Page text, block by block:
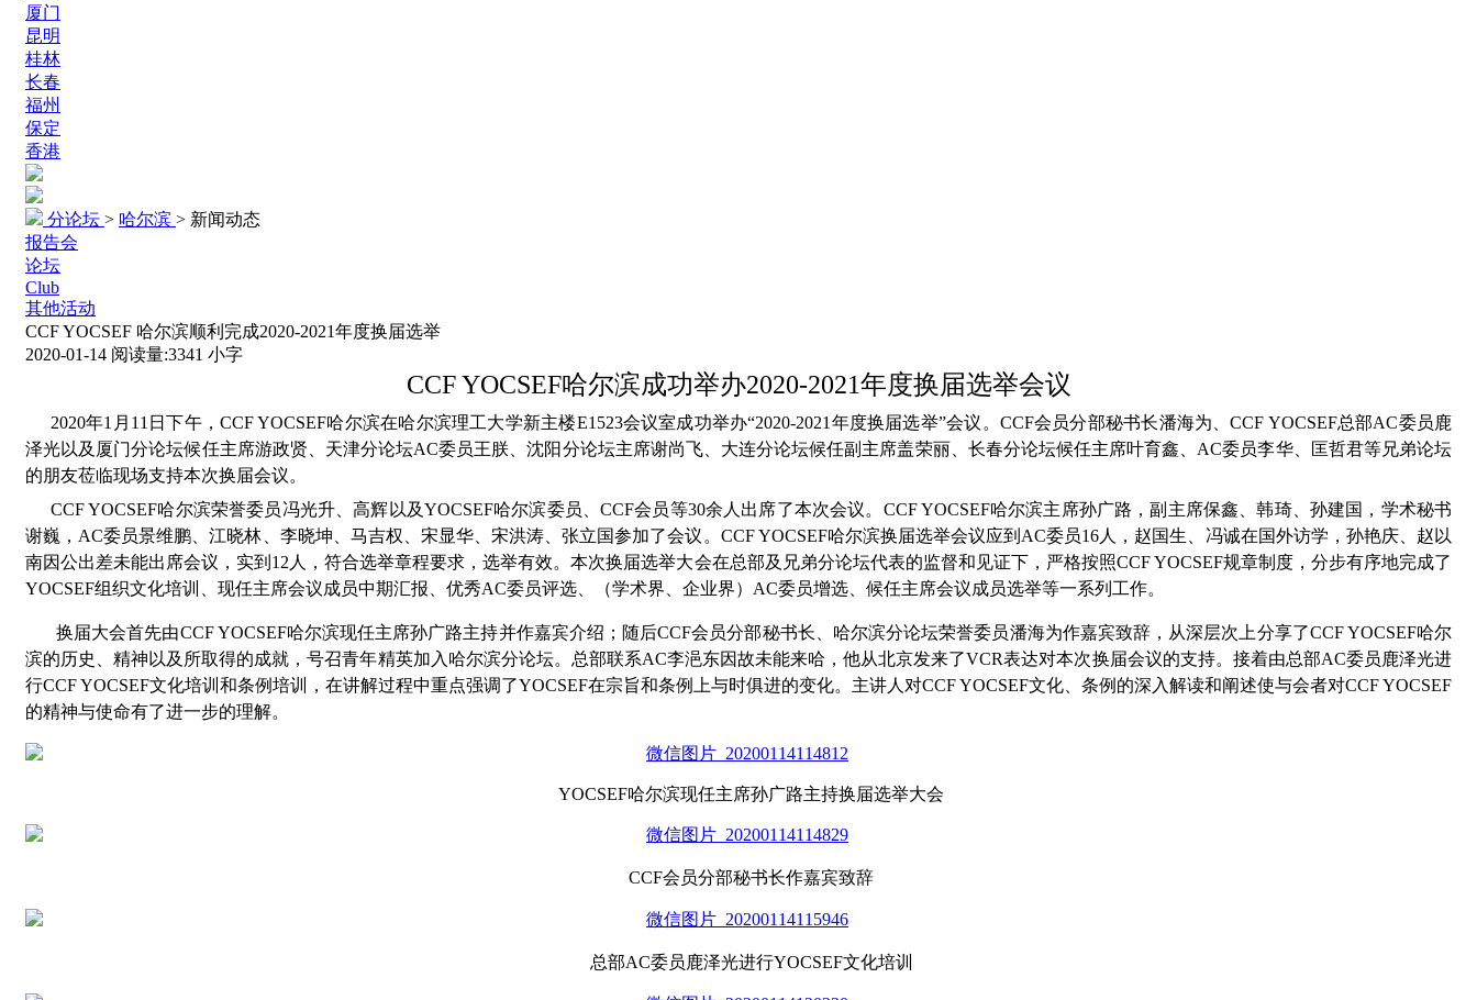
厦门
昆明
桂林
长春
福州
保定
香港
分论坛 > 哈尔滨 > 新闻动态
报告会
论坛
Club
其他活动
CCF YOCSEF 哈尔滨顺利完成2020-2021年度换届选举
2020-01-14 阅读量:3341 小字
CCF YOCSEF哈尔滨成功举办2020-2021年度换届选举会议
2020年1月11日下午，CCF YOCSEF哈尔滨在哈尔滨理工大学新主楼E1523会议室成功举办“2020-2021年度换届选举”会议。CCF会员分部秘书长潘海为、CCF YOCSEF总部AC委员鹿
泽光以及厦门分论坛候任主席游政贤、天津分论坛AC委员王朕、沈阳分论坛主席谢尚飞、大连分论坛候任副主席盖荣丽、长春分论坛候任主席叶育鑫、AC委员李华、匡哲君等兄弟论坛
的朋友莅临现场支持本次换届会议。
CCF YOCSEF哈尔滨荣誉委员冯光升、高辉以及YOCSEF哈尔滨委员、CCF会员等30余人出席了本次会议。 CCF YOCSEF哈尔滨主席孙广路，副主席保鑫、韩琦、孙建国，学术秘书
谢巍， AC委员景维鹏、江晓林、李晓坤、马吉权、宋显华、宋洪涛、张立国参加了会议。 CCF YOCSEF哈尔滨换届选举会议应到 AC委员16人，赵国生、冯诚在国外访学，孙艳庆、赵以
南因公出差未能出席会议，实到12人，符合选举章程要求，选举有效。本次换届选举大会在总部及兄弟分论坛代表的监督和见证下，严格按照CCF YOCSEF规章制度，分步有序地完成了
YOCSEF组织文化培训、现任主席会议成员中期汇报、优秀AC委员评选、（学术界、企业界） AC委员增选、候任主席会议成员选举等一系列工作。
换届大会首先由CCF YOCSEF哈尔滨现任主席孙广路主持并作嘉宾介绍；随后CCF会员分部秘书长、哈尔滨分论坛荣誉委员潘海为作嘉宾致辞，从深层次上分享了CCF YOCSEF哈尔
滨的历史、精神以及所取得的成就，号召青年精英加入哈尔滨分论坛。总部联系AC李浥东因故未能来哈，他从北京发来了VCR表达对本次换届会议的支持。接着由总部AC委员鹿泽光进
行CCF YOCSEF文化培训和条例培训，在讲解过程中重点强调了YOCSEF在宗旨和条例上与时俱进的变化。主讲人对CCF YOCSEF文化、条例的深入解读和阐述使与会者对CCF YOCSEF
的精神与使命有了进一步的理解。
YOCSEF哈尔滨现任主席孙广路主持换届选举大会
CCF会员分部秘书长作嘉宾致辞
总部AC委员鹿泽光进行YOCSEF文化培训